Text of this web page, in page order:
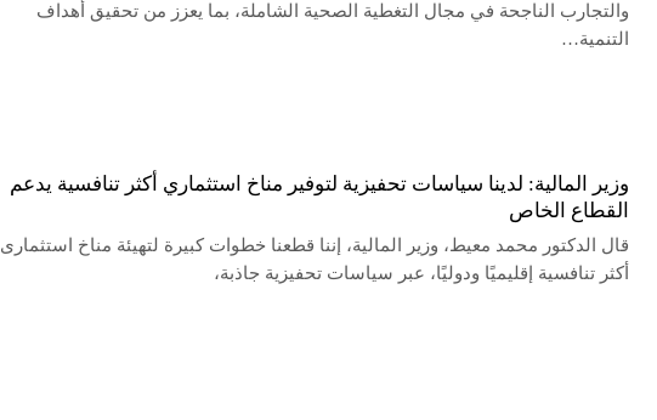
والتجارب الناجحة في مجال التغطية الصحية الشاملة، بما يعزز من تحقيق أهداف
التنمية…
وزير المالية: لدينا سياسات تحفيزية لتوفير مناخ استثماري أكثر تنافسية يدعم
القطاع الخاص
قال الدكتور محمد معيط، وزير المالية، إننا قطعنا خطوات كبيرة لتهيئة مناخ استثمارى
أكثر تنافسية إقليميًا ودوليًا، عبر سياسات تحفيزية جاذبة،